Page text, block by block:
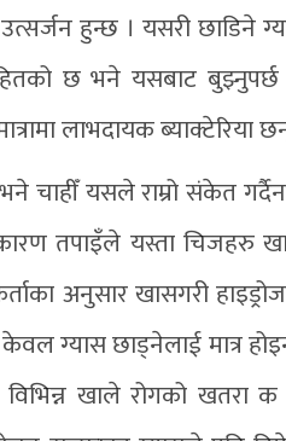
हुन्छ । यसरी छाडिने
छ भने यसबाट बुझ्नुपर्छ
लाभदायक ब्याक्टेरिया
चाहीँ यसले राम्रो संकेत
कारण तपाइँले यस्ता
अनुसार खासगरी
ग्यास छाड्नेलाई मात्र
खाले रोगको खतरा क